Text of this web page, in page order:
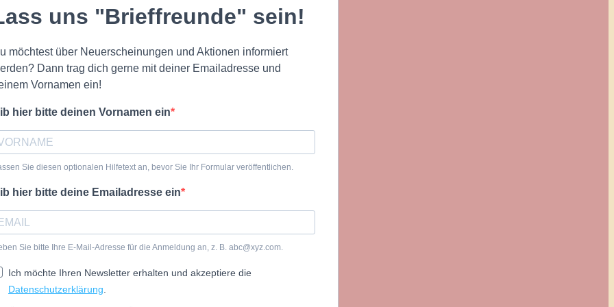
uns "Brieffreunde" sein!
möchtest über Neuerscheinungen und Aktionen informiert
Dann trag dich gerne mit deiner Emailadresse und
Vornamen ein!
hier bitte deinen Vornamen ein
Sie diesen optionalen Hilfetext an, bevor Sie Ihr Formular veröffentlichen.
hier bitte deine Emailadresse ein
Sie bitte Ihre E-Mail-Adresse für die Anmeldung an, z. B. abc@xyz.com.
Ich möchte Ihren Newsletter erhalten und akzeptiere die
Datenschutzerklärung.